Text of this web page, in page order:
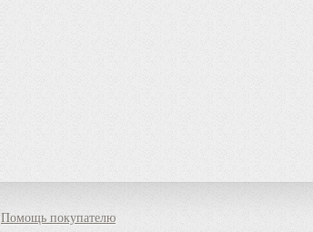
Помощь покупателю